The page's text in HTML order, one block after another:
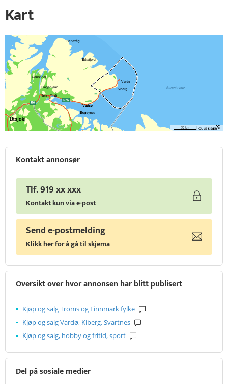
Kart
Kontakt annonsør
Tlf. 919 xx xxx
Kontakt kun via e-post
Send e-postmelding
Klikk her for å gå til skjema
Oversikt over hvor annonsen har blitt publisert
Kjøp og salg Troms og Finnmark fylke
Kjøp og salg Vardø, Kiberg, Svartnes
Kjøp og salg, hobby og fritid, sport
Del på sosiale medier